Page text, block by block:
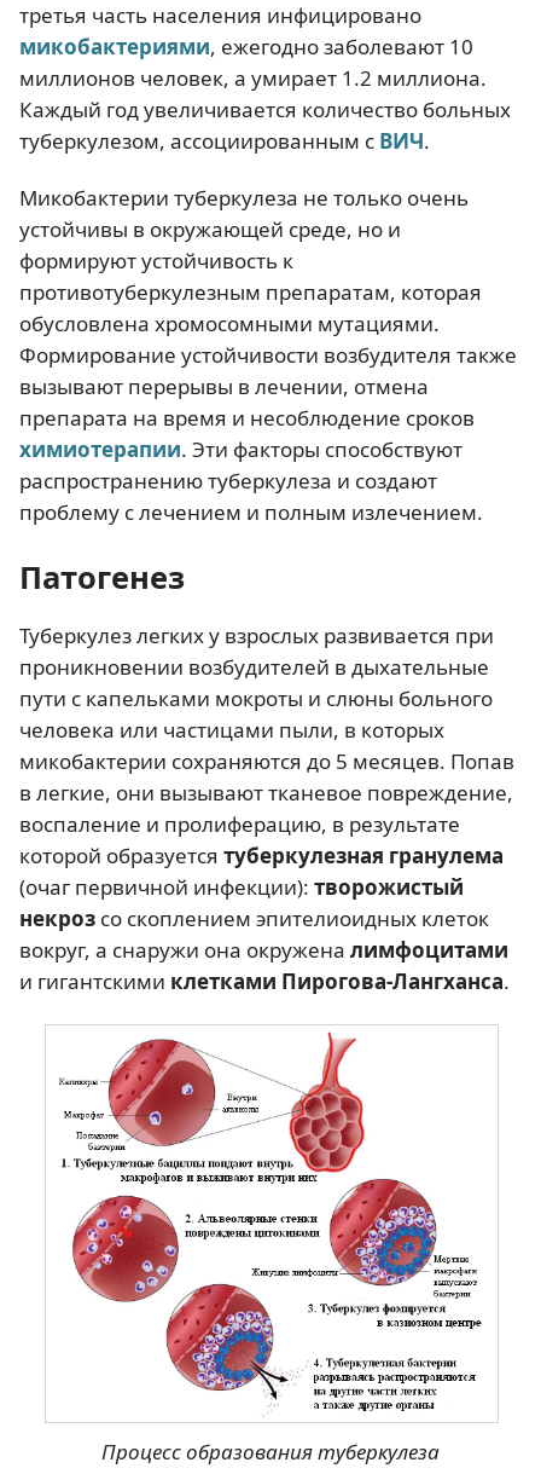
третья часть населения инфицировано
микобактериями, ежегодно заболевают 10
миллионов человек, а умирает 1.2 миллиона.
Каждый год увеличивается количество больных
туберкулезом, ассоциированным с ВИЧ.
Микобактерии туберкулеза не только очень
устойчивы в окружающей среде, но и
формируют устойчивость к
противотуберкулезным препаратам, которая
обусловлена хромосомными мутациями.
Формирование устойчивости возбудителя также
вызывают перерывы в лечении, отмена
препарата на время и несоблюдение сроков
химиотерапии. Эти факторы способствуют
распространению туберкулеза и создают
проблему с лечением и полным излечением.
Патогенез
Туберкулез легких у взрослых развивается при
проникновении возбудителей в дыхательные
пути с капельками мокроты и слюны больного
человека или частицами пыли, в которых
микобактерии сохраняются до 5 месяцев. Попав
в легкие, они вызывают тканевое повреждение,
воспаление и пролиферацию, в результате
которой образуется туберкулезная гранулема
(очаг первичной инфекции): творожистый
некроз со скоплением эпителиоидных клеток
вокруг, а снаружи она окружена лимфоцитами
и гигантскими клетками Пирогова-Лангханса.
Процесс образования туберкулеза